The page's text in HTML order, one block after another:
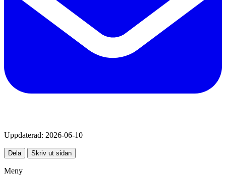
Uppdaterad: 2026-06-10
Dela Skriv ut sidan
Meny